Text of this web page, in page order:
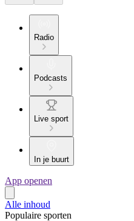
Radio
Podcasts
Live sport
In je buurt
App openen
Alle inhoud
Populaire sporten